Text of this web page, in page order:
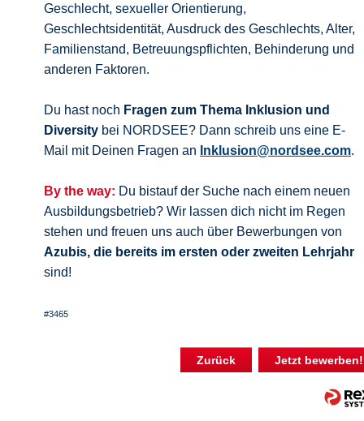
Geschlecht, sexueller Orientierung,
Geschlechtsidentität, Ausdruck des Geschlechts, Alter,
Familienstand, Betreuungspflichten, Behinderung und
anderen Faktoren.
Du hast noch Fragen zum Thema Inklusion und
Diversity bei NORDSEE? Dann schreib uns eine E-
Mail mit Deinen Fragen an Inklusion@nordsee.com.
By the way: Du bistauf der Suche nach einem neuen
Ausbildungsbetrieb? Wir lassen dich nicht im Regen
stehen und freuen uns auch über Bewerbungen von
Azubis, die bereits im ersten oder zweiten Lehrjahr
sind!
#3465
Zurück Jetzt bewerben!